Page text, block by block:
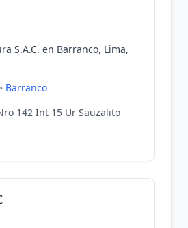
S.A.C. en Barranco, Lima,
Barranco
142 Int 15 Ur Sauzalito